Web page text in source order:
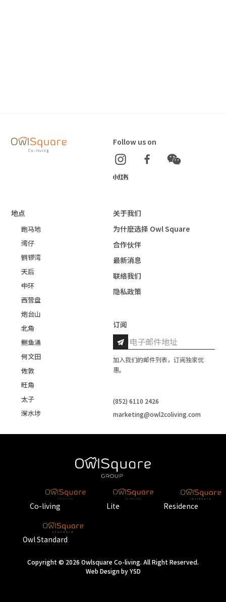
Follow us on
地点
跑马地
湾仔
铜锣湾
天后
中环
西营盘
炮台山
北角
鲗鱼涌
何文田
佐敦
旺角
太子
深水埗
关于我们
为什麽选择 Owl Square
合作伙伴
最新消息
联络我们
隐私政策
订阅
加入我们的邮件列表，订阅独家优
惠。
(852) 6110 2426
marketing@owl2coliving.com
Co-living Lite Residence
Owl Standard
Copyright © 2026 Owlsquare Co-living. All Right Reserved.
Web Designby YSD